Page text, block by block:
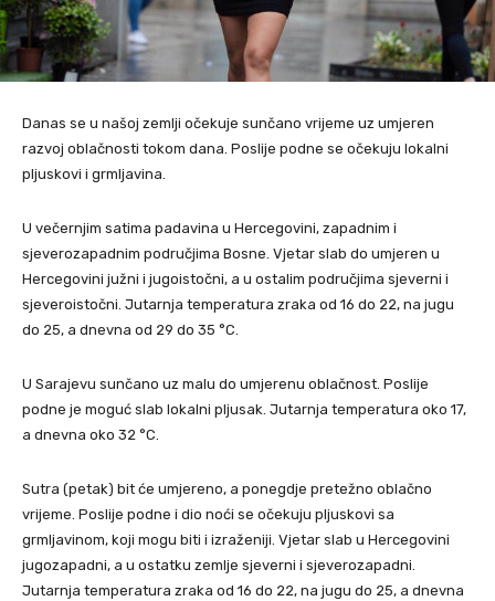
Danas se u našoj zemlji očekuje sunčano vrijeme uz umjeren
razvoj oblačnosti tokom dana. Poslije podne se očekuju lokalni
pljuskovi i grmljavina.
U večernjim satima padavina u Hercegovini, zapadnim i
sjeverozapadnim područjima Bosne. Vjetar slab do umjeren u
Hercegovini južni i jugoistočni, a u ostalim područjima sjeverni i
sjeveroistočni. Jutarnja temperatura zraka od 16 do 22, na jugu
do 25, a dnevna od 29 do 35 °C.
U Sarajevu sunčano uz malu do umjerenu oblačnost. Poslije
podne je moguć slab lokalni pljusak. Jutarnja temperatura oko 17,
a dnevna oko 32 °C.
Sutra (petak) bit će umjereno, a ponegdje pretežno oblačno
vrijeme. Poslije podne i dio noći se očekuju pljuskovi sa
grmljavinom, koji mogu biti i izraženiji. Vjetar slab u Hercegovini
jugozapadni, a u ostatku zemlje sjeverni i sjeverozapadni.
Jutarnja temperatura zraka od 16 do 22, na jugu do 25, a dnevna